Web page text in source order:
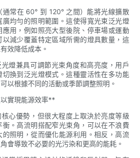
常在 60° 到 120° 之間）能將光線擴散
均勻的照明範圍。這使得寬光束泛光燈
用，例如照亮大型後院、停車場或運動
減少覆蓋特定區域所需的燈具數量，這
效降低成本。
燈兼具可調節光束角度和高亮度，用戶
換到泛光燈模式。這種靈活性在多功能
以根據不同的活動或季節調整照明。
實現能源效率**
心優勢，但很大程度上取決於亮度等級
。高流明搭配窄光束角，可以在不浪費
照明，從而優化能源利用。相反，高流
會導致不必要的光污染和更高的能耗。